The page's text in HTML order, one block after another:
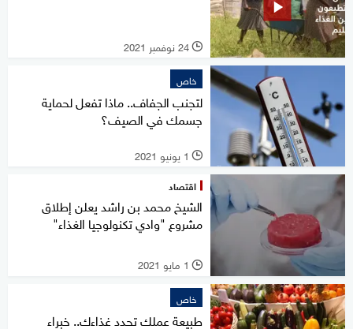
l 24 نوفمبر 2021
خاص
لتجنب الجفاف.. ماذا تفعل لحماية
جسمك في الصيف؟
l 1 يونيو 2021
اقتصاد
الشيخ محمد بن راشد يعلن إطلاق
مشروع "وادي تكنولوجيا الغذاء"
l 1 مايو 2021
خاص
طبيعة عملك تحدد غذاءك.. خبراء